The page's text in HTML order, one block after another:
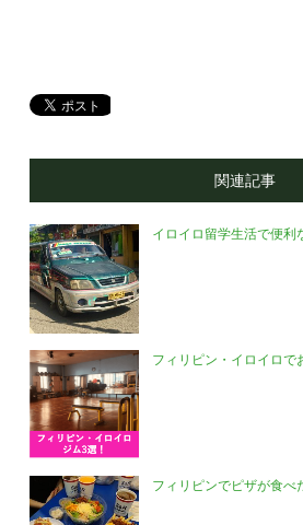
関連記事
イロイロ留学生活で便利
フィリピン・イロイロで
フィリピンでピザが食べ